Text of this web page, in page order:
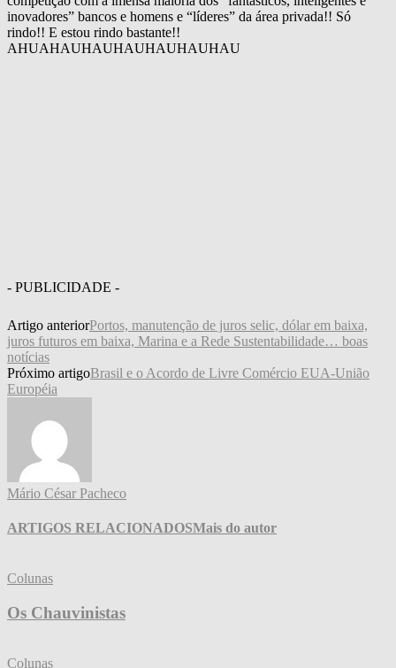
inovadores” bancos e homens e “líderes” da área privada!! Só
rindo!! E estou rindo bastante!!
AHUAHAUHAUHAUHAUHAUHAU
- PUBLICIDADE -
Artigo anteriorPortos, manutenção de juros selic, dólar em baixa,
juros futuros em baixa, Marina e a Rede Sustentabilidade… boas
notícias
Próximo artigoBrasil e o Acordo de Livre Comércio EUA-União
Européia
Mário César Pacheco
ARTIGOS RELACIONADOSMais do autor
Colunas
Os Chauvinistas
Colunas